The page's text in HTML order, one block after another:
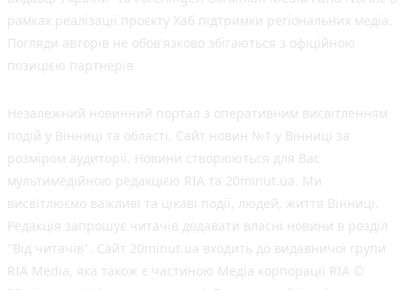
рамках реалізації проєкту Хаб підтримки регіональних медіа.
Погляди авторів не обов'язково збігаються з офіційною
позицією партнерів
Незалежний новинний портал з оперативним висвітленням
подій у Вінниці та області. Сайт новин №1 у Вінниці за
розміром аудиторії. Новини створюються для Вас
мультимедійною редакцією RIA та 20minut.ua. Ми
висвітлюємо важливі та цікаві події, людей, життя Вінниці.
Редакція запрошує читачів додавати власні новини в розділ
"Від читачів". Сайт 20minut.ua входить до видавничої групи
RIA Media, яка також є частиною Медіа корпорації RIA ©